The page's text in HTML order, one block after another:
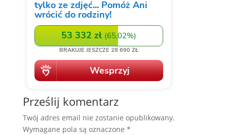
Prześlij komentarz
Twój adres email nie zostanie opublikowany.
Wymagane pola są oznaczone *